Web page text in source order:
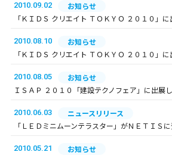
2010.09.02
お知らせ
「ＫＩＤＳ クリエイト ＴＯＫＹＯ ２０１０」に
2010.08.10
お知らせ
「ＫＩＤＳ クリエイト ＴＯＫＹＯ ２０１０」に
2010.08.05
お知らせ
ＩＳＡＰ ２０１０「建設テクノフェア」に出展
2010.06.03
ニュースリリース
「ＬＥＤミニムーンテラスター」がＮＥＴＩＳ
2010.05.21
お知らせ